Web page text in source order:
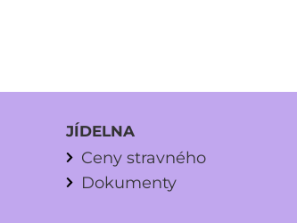
JÍDELNA
Ceny stravného
Dokumenty